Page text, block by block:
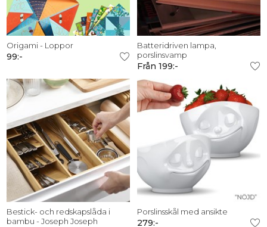
Origami - Loppor
99:-
Batteridriven lampa,
porslinsvamp
Från 199:-
Bestick- och redskapslåda i
bambu - Joseph Joseph
Porslinsskål med ansikte
279:-